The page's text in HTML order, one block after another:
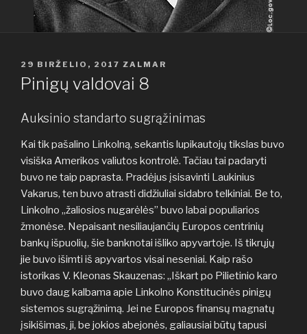
PASKELBTA
29 BIRŽELIO, 2017 ZALMAR
Pinigų valdovai 8
Auksinio standarto sugrąžinimas
Kai tik pašalino Linkolną, sekantis lupikautojų tikslas buvo
visiška Amerikos valiutos kontrolė. Tačiau tai padaryti
buvo ne taip paprasta. Pradėjus įsisavinti Laukinius
Vakarus, ten buvo atrasti didžiuliai sidabro telkiniai. Be to,
Linkolno „žaliosios nugarėlės” buvo labai populiarios
žmonėse. Nepaisant nesiliaujančių Europos centrinių
bankų išpuolių, šie banknotai išliko apyvartoje. Iš tikrųjų
jie buvo išimti iš apyvartos visai neseniai. Kaip rašo
istorikas V. Kleonas Skauzenas: „Iškart po Pilietinio karo
buvo daug kalbama apie Linkolno Konstitucinės pinigų
sistemos sugrąžinimą. Jei ne Europos finansų magnatų
įsikišimas, ji, be jokios abejonės, galiausiai būtų tapusi